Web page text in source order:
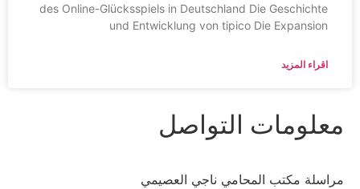
des Online-Glücksspiels in Deutschland Die Geschichte
und Entwicklung von tipico Die Expansion
اقراء المزيد
التواصل
مكتب المحامي ناجي العصيمي